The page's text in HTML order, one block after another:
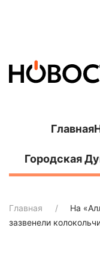
Главная
Городская
Главная
На
зазвенели